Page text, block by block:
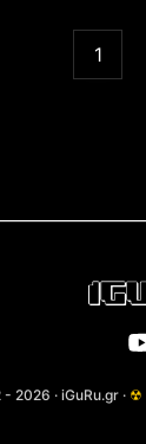
1
2026 · iGuRu.gr · ☢